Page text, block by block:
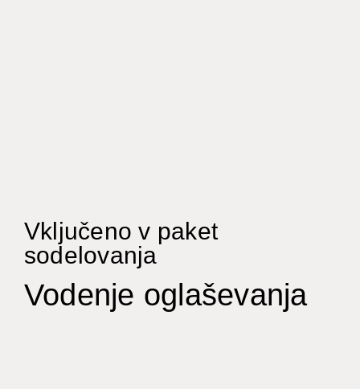
Vključeno v paket
sodelovanja
Vodenje oglaševanja